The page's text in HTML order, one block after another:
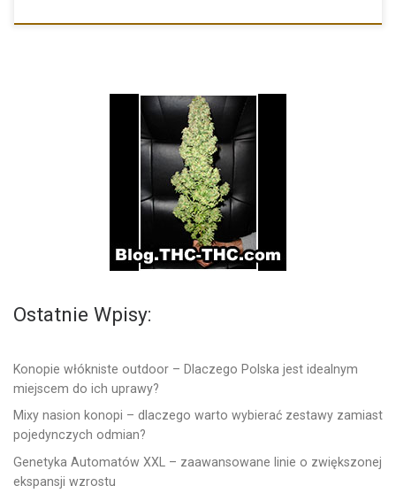
Ostatnie Wpisy:
Konopie włókniste outdoor – Dlaczego Polska jest idealnym
miejscem do ich uprawy?
Mixy nasion konopi – dlaczego warto wybierać zestawy zamiast
pojedynczych odmian?
Genetyka Automatów XXL – zaawansowane linie o zwiększonej
ekspansji wzrostu